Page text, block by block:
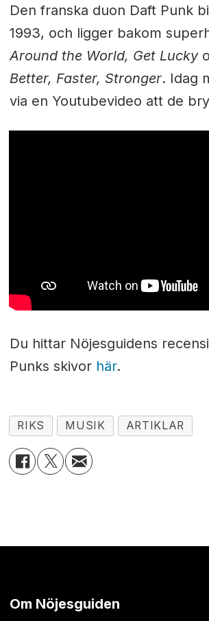
Den franska duon Daft Punk
1993, och ligger bakom
Around the World, Get Lucky
Better, Faster, Stronger. Idag
via en Youtubevideo att de
Du hittar Nöjesguidens
Punks skivor här.
RIKS MUSIK ARTIKLAR
Om Nöjesguiden